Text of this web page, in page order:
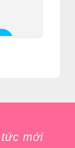
mới